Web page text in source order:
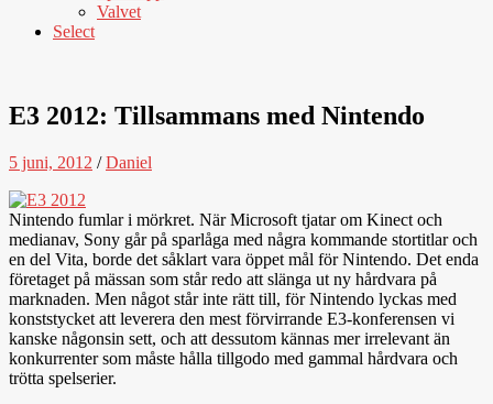
Valvet
Select
E3 2012: Tillsammans med Nintendo
5 juni, 2012 /Daniel
Nintendo fumlar i mörkret. När Microsoft tjatar om Kinect och
medianav, Sony går på sparlåga med några kommande stortitlar och
en del Vita, borde det såklart vara öppet mål för Nintendo. Det enda
företaget på mässan som står redo att slänga ut ny hårdvara på
marknaden. Men något står inte rätt till, för Nintendo lyckas med
konststycket att leverera den mest förvirrande E3-konferensen vi
kanske någonsin sett, och att dessutom kännas mer irrelevant än
konkurrenter som måste hålla tillgodo med gammal hårdvara och
trötta spelserier.